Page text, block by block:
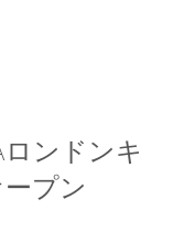
ロンドンキ
プン